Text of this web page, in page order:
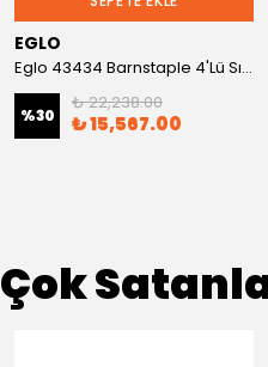
EGLO
Eglo 43434 Barnstaple 4'Lü Sıva Üstü Spot
%30
₺ 22,238.00
₺ 15,567.00
Çok